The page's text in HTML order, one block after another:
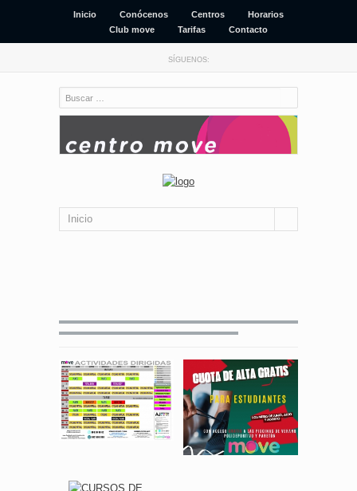
Inicio Conócenos Centros
Horarios
Club move
Tarifas Contacto
SÍGUENOS:
Inicio